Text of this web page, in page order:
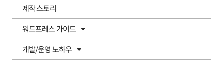
제작 스토리
워드프레스 가이드
개발/운영 노하우